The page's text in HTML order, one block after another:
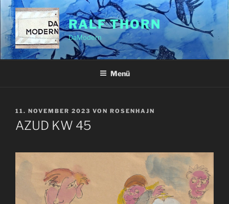
Zum
Inhalt
springen
RALF THORN
DaModern
Menü
VERÖFFENTLICHT
AM
11. NOVEMBER 2023 VON ROSENHAJN
AZUD KW 45